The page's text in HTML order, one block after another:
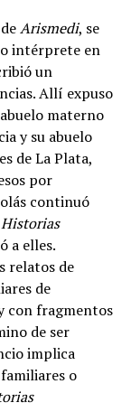
Arismedi, se
intérprete en
un
Allí expuso
materno
y su abuelo
de La Plata,
por
continuó
Historias
a elles.
relatos de
de
con fragmentos
de ser
implica
o